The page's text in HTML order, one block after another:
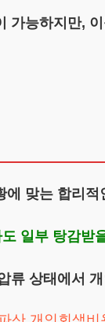
능하지만,
맞는 합리
일부 탕감받
상태에서